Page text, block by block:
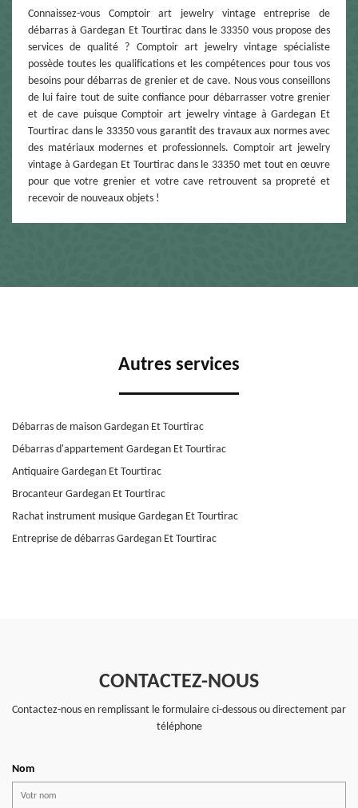
Connaissez-vous Comptoir art jewelry vintage entreprise de
débarras à Gardegan Et Tourtirac dans le 33350 vous propose des
services de qualité ? Comptoir art jewelry vintage spécialiste
possède toutes les qualifications et les compétences pour tous vos
besoins pour débarras de grenier et de cave. Nous vous conseillons
de lui faire tout de suite confiance pour débarrasser votre grenier
et de cave puisque Comptoir art jewelry vintage à Gardegan Et
Tourtirac dans le 33350 vous garantit des travaux aux normes avec
des matériaux modernes et professionnels. Comptoir art jewelry
vintage à Gardegan Et Tourtirac dans le 33350 met tout en œuvre
pour que votre grenier et votre cave retrouvent sa propreté et
recevoir de nouveaux objets !
Autres services
Débarras de maison Gardegan Et Tourtirac
Débarras d'appartement Gardegan Et Tourtirac
Antiquaire Gardegan Et Tourtirac
Brocanteur Gardegan Et Tourtirac
Rachat instrument musique Gardegan Et Tourtirac
Entreprise de débarras Gardegan Et Tourtirac
CONTACTEZ-NOUS
Contactez-nous en remplissant le formulaire ci-dessous ou directement par
téléphone
Nom